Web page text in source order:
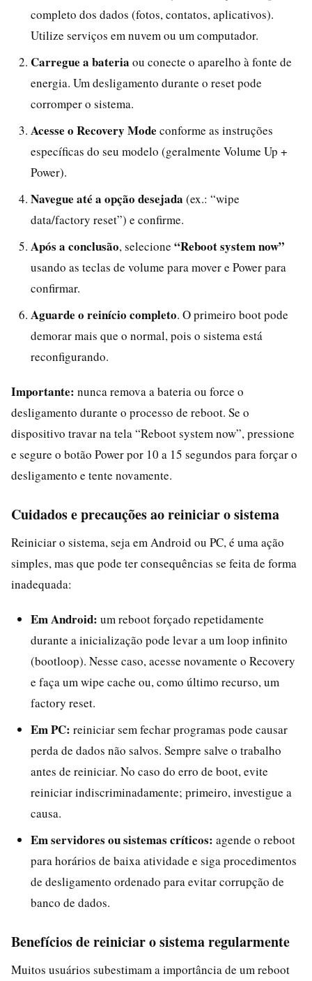
completo dos dados (fotos, contatos, aplicativos).
Utilize serviços em nuvem ou um computador.
Carregue a bateria ou conecte o aparelho à fonte de
energia. Um desligamento durante o reset pode
corromper o sistema.
Acesse o Recovery Mode conforme as instruções
específicas do seu modelo (geralmente Volume Up +
Power).
Navegue até a opção desejada (ex.: “wipe
data/factory reset”) e confirme.
Após a conclusão, selecione “Reboot system now”
usando as teclas de volume para mover e Power para
confirmar.
Aguarde o reinício completo. O primeiro boot pode
demorar mais que o normal, pois o sistema está
reconfigurando.
Importante: nunca remova a bateria ou force o
desligamento durante o processo de reboot. Se o
dispositivo travar na tela “Reboot system now”, pressione
e segure o botão Power por 10 a 15 segundos para forçar o
desligamento e tente novamente.
Cuidados e precauções ao reiniciar o sistema
Reiniciar o sistema, seja em Android ou PC, é uma ação
simples, mas que pode ter consequências se feita de forma
inadequada:
Em Android: um reboot forçado repetidamente
durante a inicialização pode levar a um loop infinito
(bootloop). Nesse caso, acesse novamente o Recovery
e faça um wipe cache ou, como último recurso, um
factory reset.
Em PC: reiniciar sem fechar programas pode causar
perda de dados não salvos. Sempre salve o trabalho
antes de reiniciar. No caso do erro de boot, evite
reiniciar indiscriminadamente; primeiro, investigue a
causa.
Em servidores ou sistemas críticos: agende o reboot
para horários de baixa atividade e siga procedimentos
de desligamento ordenado para evitar corrupção de
banco de dados.
Benefícios de reiniciar o sistema regularmente
Muitos usuários subestimam a importância de um reboot